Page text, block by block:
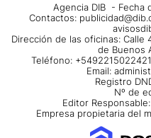
Agencia DIB - Fecha
Contactos:
Dirección de las oficinas: Calle
de Buenos
Teléfono:
Email:
Registro
Nº de
Editor
Empresa propietaria del